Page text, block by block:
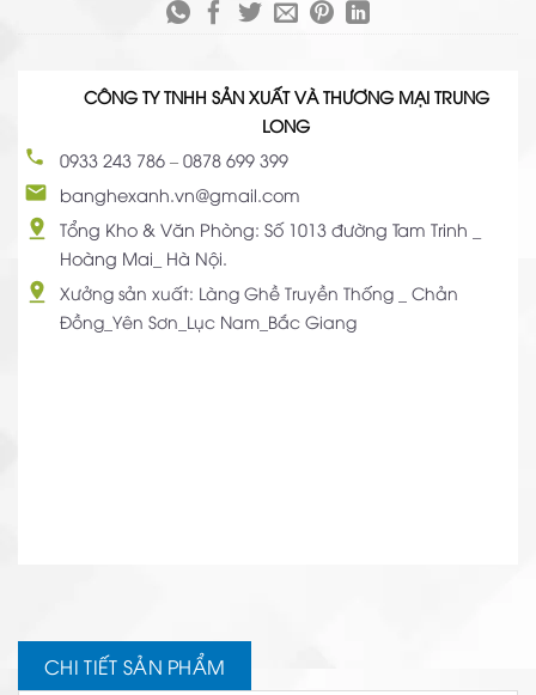
CÔNG TY TNHH SẢN XUẤT VÀ THƯƠNG MẠI TRUNG
LONG
0933 243 786 – 0878 699 399
banghexanh.vn@gmail.com
Tổng Kho & Văn Phòng: Số 1013 đường Tam Trinh _
Hoàng Mai_ Hà Nội.
Xưởng sản xuất: Làng Ghề Truyền Thống _ Chản
Đồng_Yên Sơn_Lục Nam_Bắc Giang
CHI TIẾT SẢN PHẨM